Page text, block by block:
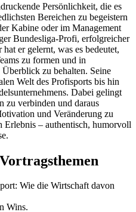
Persönlichkeit, die es
Bereichen zu begeistern
Kabine oder im Management
Bundesliga-Profi, erfolgreicher
er gelernt, was es bedeutet,
zu formen und in
zu behalten. Seine
Welt des Profisports bis hin
Dabei gelingt
zu verbinden und daraus
und Veränderung zu
Erlebnis – authentisch, humorvoll
Wie die Wirtschaft davon
Wins.